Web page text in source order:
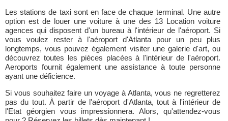
Les stations de taxi sont en face de chaque terminal. Une autre
option est de louer une voiture à une des 13 Location voiture
agences qui disposent d'un bureau à l'intérieur de l'aéroport. Si
vous voulez rester à l'aéroport d'Atlanta pour un peu plus
longtemps, vous pouvez également visiter une galerie d'art, ou
découvrez toutes les pièces placées à l'intérieur de l'aéroport.
Aeroports fournit également une assistance à toute personne
ayant une déficience.
Si vous souhaitez faire un voyage à Atlanta, vous ne regretterez
pas du tout. À partir de l'aéroport d'Atlanta, tout à l'intérieur de
l'Etat géorgien vous impressionnera. Alors, qu'attendez-vous